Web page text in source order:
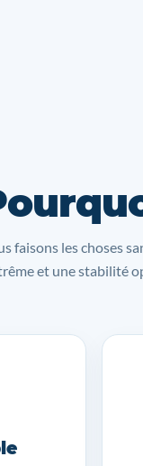
faisons les choses
et une stabilité